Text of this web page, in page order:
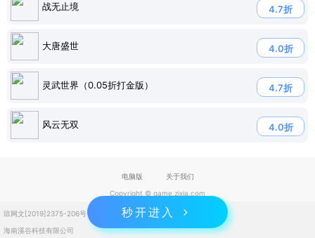
战无止境 4.7折
大唐盛世 4.0折
灵武世界（0.05折打金版） 4.7折
风云无双 4.0折
秒开进入
电脑版
关于我们
Copyright © game.zixia.com
琼网文[2019]2375-206号
琼ICP备2023004832号
海南溪谷科技有限公司